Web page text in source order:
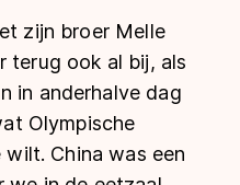
zijn broer Melle
terug ook al bij, als
in anderhalve dag
Olympische
China was een